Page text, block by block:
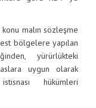
malın sözleşme
bölgelere yapılan
yürürlükteki
uygun olarak
hükümleri